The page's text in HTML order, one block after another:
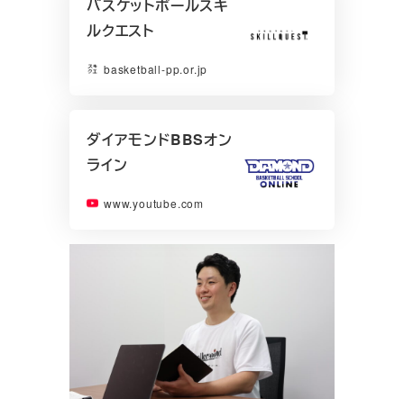
バスケットボールスキ
ルクエスト
basketball-pp.or.jp
ダイアモンドBBSオン
ライン
www.youtube.com